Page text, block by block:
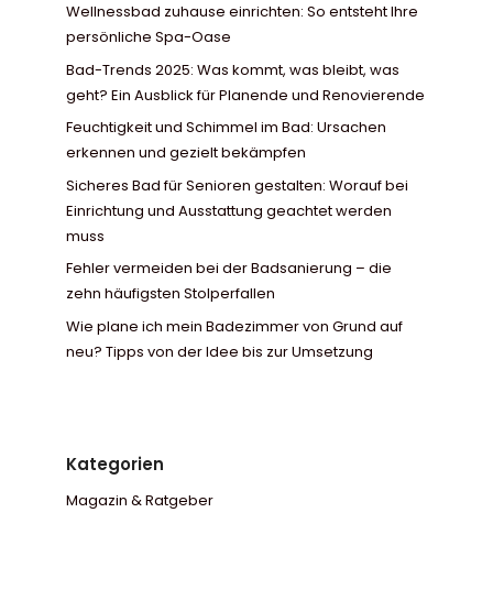
Wellnessbad zuhause einrichten: So entsteht Ihre
persönliche Spa-Oase
Bad-Trends 2025: Was kommt, was bleibt, was
geht? Ein Ausblick für Planende und Renovierende
Feuchtigkeit und Schimmel im Bad: Ursachen
erkennen und gezielt bekämpfen
Sicheres Bad für Senioren gestalten: Worauf bei
Einrichtung und Ausstattung geachtet werden
muss
Fehler vermeiden bei der Badsanierung – die
zehn häufigsten Stolperfallen
Wie plane ich mein Badezimmer von Grund auf
neu? Tipps von der Idee bis zur Umsetzung
Kategorien
Magazin & Ratgeber